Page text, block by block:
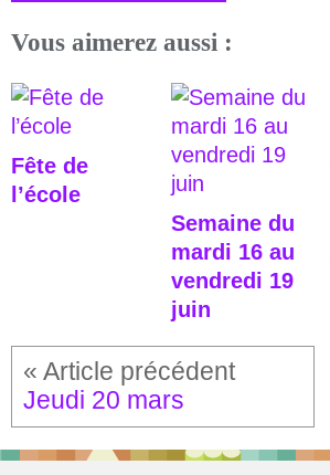
Vous aimerez aussi :
Fête de
l’école
Semaine du
mardi 16 au
vendredi 19
juin
Jeudi 20 mars